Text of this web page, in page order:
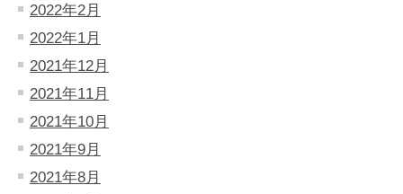
2022年2月
2022年1月
2021年12月
2021年11月
2021年10月
2021年9月
2021年8月